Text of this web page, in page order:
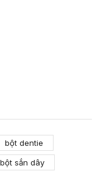
bột dentie
bột sắn dây